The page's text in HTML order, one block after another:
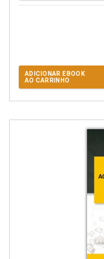
ADICIONAR EBOOK
AO CARRINHO